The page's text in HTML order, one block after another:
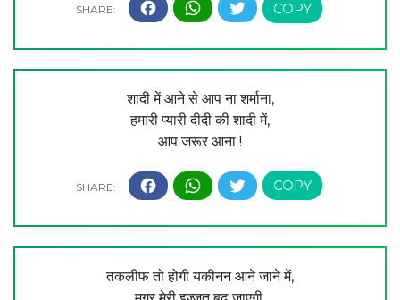
शादी में आने से आप ना शर्माना,
हमारी प्यारी दीदी की शादी में,
आप जरूर आना !
तकलीफ तो होगी यकीनन आने जाने में,